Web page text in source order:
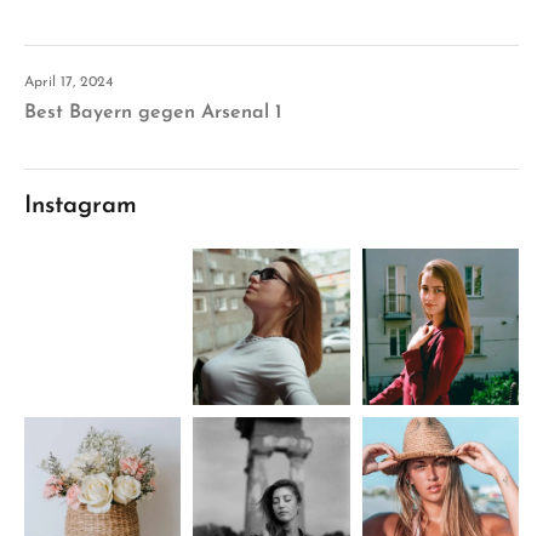
April 17, 2024
Best Bayern gegen Arsenal 1
Instagram